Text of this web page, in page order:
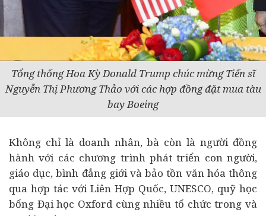
Tổng thống Hoa Kỳ Donald Trump chúc mừng Tiến sĩ
Nguyễn Thị Phương Thảo với các hợp đồng đặt mua tàu
bay Boeing
Không chỉ là doanh nhân, bà còn là người đồng
hành với các chương trình phát triển con người,
giáo dục, bình đẳng giới và bảo tồn văn hóa thông
qua hợp tác với Liên Hợp Quốc, UNESCO, quỹ học
bổng Đại học Oxford cùng nhiều tổ chức trong và